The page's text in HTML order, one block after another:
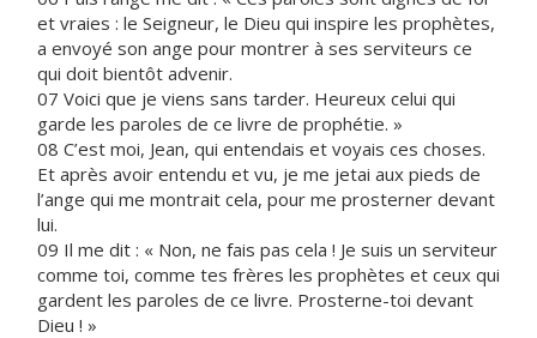
et vraies : le Seigneur, le Dieu qui inspire les prophètes,
a envoyé son ange pour montrer à ses serviteurs ce
qui doit bientôt advenir.
07 Voici que je viens sans tarder. Heureux celui qui
garde les paroles de ce livre de prophétie. »
08 C’est moi, Jean, qui entendais et voyais ces choses.
Et après avoir entendu et vu, je me jetai aux pieds de
l’ange qui me montrait cela, pour me prosterner devant
lui.
09 Il me dit : « Non, ne fais pas cela ! Je suis un serviteur
comme toi, comme tes frères les prophètes et ceux qui
gardent les paroles de ce livre. Prosterne-toi devant
Dieu ! »